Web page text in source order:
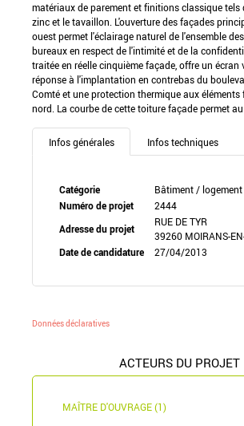
matériaux de parement et finitions classique tels
zinc et le tavaillon. L'ouverture des façades
ouest permet l'éclairage naturel de l'ensemble
bureaux en respect de l'intimité et de la
traitée en réelle cinquième façade, offre un écran
réponse à l'implantation en contrebas du
Comté et une protection thermique aux
nord. La courbe de cette toiture façade permet
Infos générales Infos techniques
Catégorie
Bâtiment / logement
Numéro de projet
2444
Adresse du projet
RUE DE TYR
39260 MOIRANS-
Date de candidature
27/04/2013
Données déclaratives
ACTEURS DU PROJET
MAÎTRE D'OUVRAGE (1)